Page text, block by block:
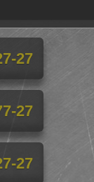
27
27
27